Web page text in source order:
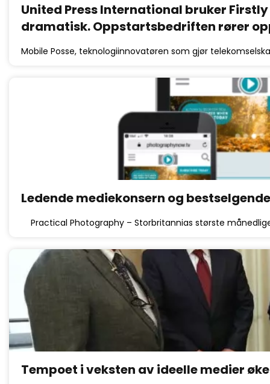
United Press International bruker
dramatisk. Oppstartsbedriften rører
Mobile Posse, teknologiinnovatøren som gjør
Ledende mediekonsern og
Practical Photography – Storbritannias største
Tempoet i veksten av ideelle medier